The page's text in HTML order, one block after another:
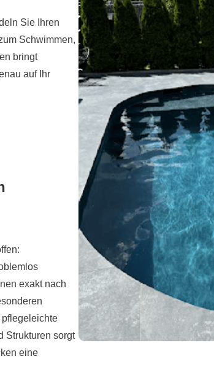
Sie Ihren
Schwimmen,
bringt
auf Ihr
exakt nach
Strukturen sorgt
eine